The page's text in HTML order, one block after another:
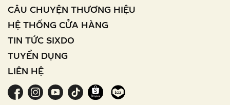
CÂU CHUYỆN THƯƠNG HIỆU
HỆ THỐNG CỬA HÀNG
TIN TỨC SIXDO
TUYỂN DỤNG
LIÊN HỆ